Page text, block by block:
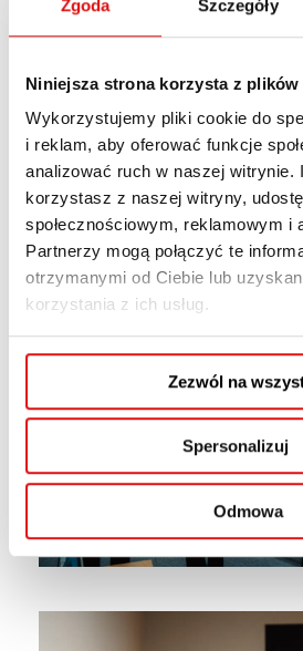
Zgoda Szczegóły
Niniejsza strona korzysta z plików
Wykorzystujemy pliki cookie do
i reklam, aby oferować funkcje
analizować ruch w naszej witrynie.
korzystasz z naszej witryny,
społecznościowym, reklamowym i
Partnerzy mogą połączyć te
otrzymanymi od Ciebie lub
korzystania z ich usług.
Zezwól na
Spersonalizuj
Odmowa